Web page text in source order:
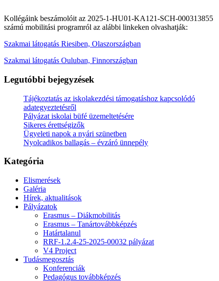
Kollégáink beszámolóit az 2025-1-HU01-KA121-SCH-000313855
számú mobilitási programról az alábbi linkeken olvashatják:
Szakmai látogatás Riesiben, Olaszországban
Szakmai látogatás Ouluban, Finnországban
Legutóbbi bejegyzések
Tájékoztatás az iskolakezdési támogatáshoz kapcsolódó
adategyeztetésről
Pályázat iskolai büfé üzemeltetésére
Sikeres érettségizők
Ügyeleti napok a nyári szünetben
Nyolcadikos ballagás – évzáró ünnepély
Kategória
Elismerések
Galéria
Hírek, aktualitások
Pályázatok
Erasmus – Diákmobilitás
Erasmus – Tanártovábbképzés
Határtalanul
RRF-1.2.4-25-2025-00032 pályázat
V4 Project
Tudásmegosztás
Konferenciák
Pedagógus továbbképzés